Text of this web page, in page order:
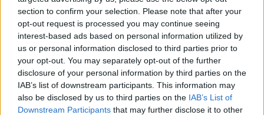
section to confirm your selection. Please note that after your
opt-out request is processed you may continue seeing
interest-based ads based on personal information utilized by
us or personal information disclosed to third parties prior to
your opt-out. You may separately opt-out of the further
disclosure of your personal information by third parties on the
IAB’s list of downstream participants. This information may
also be disclosed by us to third parties on the IAB’s List of
Downstream Participants that may further disclose it to other
εφαρμογή της ΚΑΕ Παναθηναϊκός AKTOR, το “Club 1908”,
μέσω της οποίας οι χρήστες έχουν άμεση πρόσβαση στις
κορυφαίες προσφορές της ZeniΘ, καθώς και στην εύκολη
αγορά εισιτηρίων για τους αγώνες της ομάδας.
Και η μπασκετική εμπειρία δε σταματά εδώ! Η ZeniΘ σύντομα
θα δώσει την ευκαιρία στους λάτρεις του μπάσκετ να ζήσουν
από κοντά την μοναδική εμπειρία του παιχνιδιού. Οι φίλαθλοι
θα μπορούν να κερδίσουν διπλές προσκλήσεις για τους εντός
έδρας αγώνες της ΚΑΕ Παναθηναϊκός AKTOR στο Telekom